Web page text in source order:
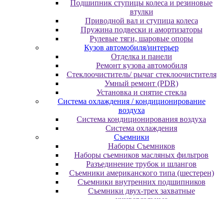
Подшипник ступицы колеса и резиновые
втулки
Приводной вал и ступица колеса
Пружина подвески и амортизаторы
Рулевые тяги, шаровые опоры
Кузов автомобиля/интерьер
Отделка и панели
Ремонт кузова автомобиля
Стеклоочиститель/ рычаг стеклоочистителя
Умный ремонт (PDR)
Установка и снятие стекла
Система охлаждения / кондиционирование
воздуха
Система кондиционирования воздуха
Система охлаждения
Съемники
Наборы Съемников
Наборы съемников масляных фильтров
Разъединение трубок и шлангов
Съемники американского типа (шестерен)
Съемники внутренних подшипников
Съемники двух-трех захватные